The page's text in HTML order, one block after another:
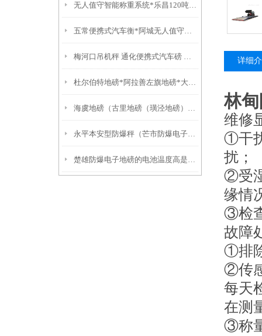
无人值守智能称重系统*乐昌120吨汽车衡*南雄防爆叉车秤*陵水无线吊磅
五常便携式汽车衡*阿城无人值守地磅*方正称重模块*宾县便携式汽车衡
梅河口吊机秤 通化便携式汽车磅 牡丹电子防爆吊称
杜尔伯特地磅*阿拉善左旗地磅*大庆无人值守地磅*前进电子地磅
海虞地磅（古里地磅（璜泾地磅）嘉北地磅
永平本安型防爆秤（芒市防爆电子磅）临沧30吨地磅）水富吊秤
楚雄防爆电子地磅的电池温度高是否会爆炸？
详细
林
维修
①干
扰；
②受
缘情
③检
故障
①排
②传
每天
在测
③称